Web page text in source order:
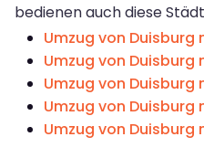
bedienen auch diese
Umzug von Duisburg
Umzug von Duisburg
Umzug von Duisburg
Umzug von Duisburg
Umzug von Duisburg